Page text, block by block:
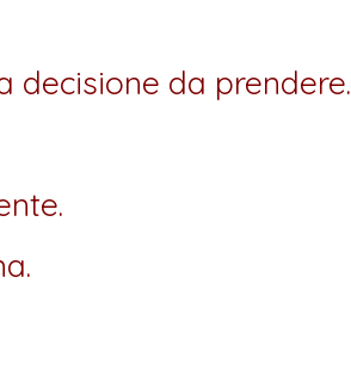
decisione da prendere.